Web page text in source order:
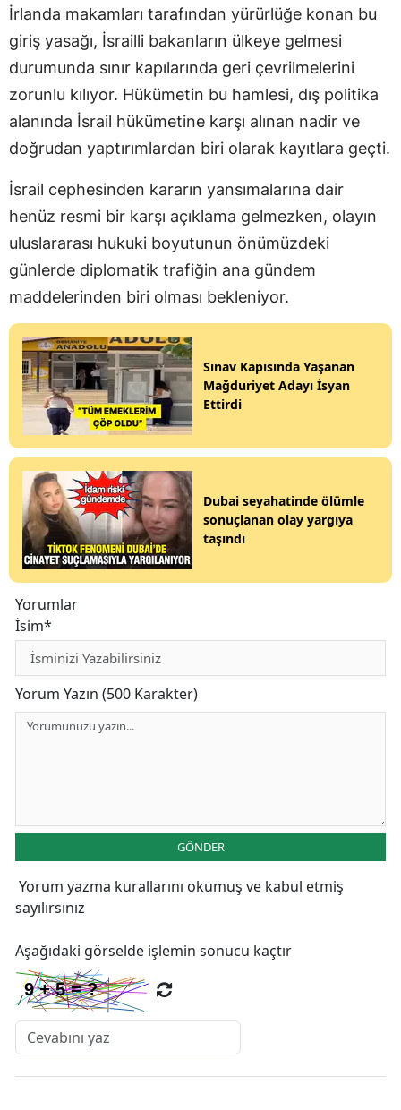
İrlanda makamları tarafından yürürlüğe konan bu
giriş yasağı, İsrailli bakanların ülkeye gelmesi
durumunda sınır kapılarında geri çevrilmelerini
zorunlu kılıyor. Hükümetin bu hamlesi, dış politika
alanında İsrail hükümetine karşı alınan nadir ve
doğrudan yaptırımlardan biri olarak kayıtlara geçti.
İsrail cephesinden kararın yansımalarına dair
henüz resmi bir karşı açıklama gelmezken, olayın
uluslararası hukuki boyutunun önümüzdeki
günlerde diplomatik trafiğin ana gündem
maddelerinden biri olması bekleniyor.
Sınav Kapısında Yaşanan
Mağduriyet Adayı İsyan
Ettirdi
Dubai seyahatinde ölümle
sonuçlanan olay yargıya
taşındı
Yorumlar
İsim*
Yorum Yazın (500 Karakter)
GÖNDER
Yorum yazma kurallarını okumuş ve kabul etmiş
sayılırsınız
Aşağıdaki görselde işlemin sonucu kaçtır